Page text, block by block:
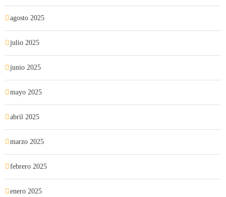
agosto 2025
julio 2025
junio 2025
mayo 2025
abril 2025
marzo 2025
febrero 2025
enero 2025